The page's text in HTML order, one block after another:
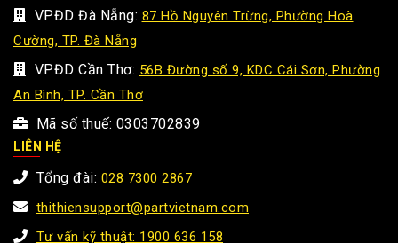
VPĐD Đà Nẵng: 87 Hồ Nguyên Trừng, Phường Hoà
Cường, TP. Đà Nẵng
VPĐD Cần Thơ: 56B Đường số 9, KDC Cái Sơn, Phường
An Bình, TP. Cần Thơ
Mã số thuế: 0303702839
LIÊN HỆ
Tổng đài: 028 7300 2867
thithiensupport@partvietnam.com
Tư vấn kỹ thuật: 1900 636 158